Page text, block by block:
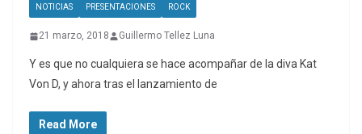
NOTICIAS PRESENTACIONES ROCK
21 marzo, 2018 Guillermo Tellez Luna
Y es que no cualquiera se hace acompañar de la diva Kat
Von D, y ahora tras el lanzamiento de
Read More